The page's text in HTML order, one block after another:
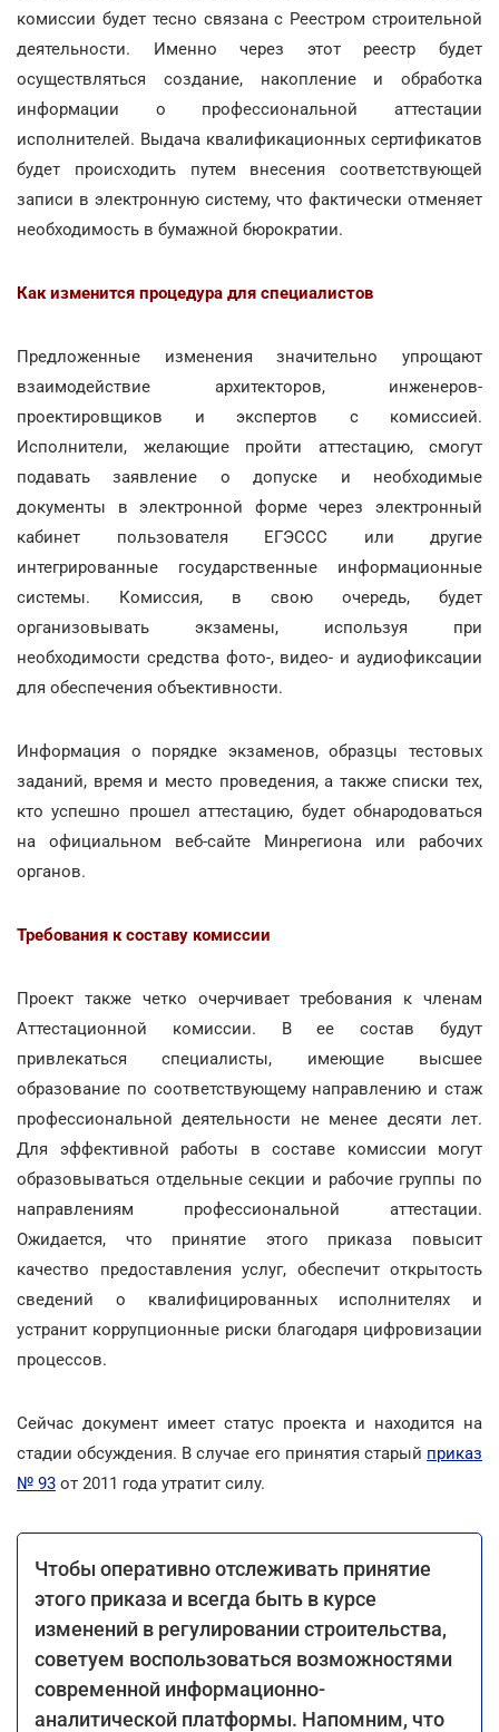
комиссии будет тесно связана с Реестром строительной
деятельности. Именно через этот реестр будет
осуществляться создание, накопление и обработка
информации о профессиональной аттестации
исполнителей. Выдача квалификационных сертификатов
будет происходить путем внесения соответствующей
записи в электронную систему, что фактически отменяет
необходимость в бумажной бюрократии.
Как изменится процедура для специалистов
Предложенные изменения значительно упрощают
взаимодействие архитекторов, инженеров-
проектировщиков и экспертов с комиссией.
Исполнители, желающие пройти аттестацию, смогут
подавать заявление о допуске и необходимые
документы в электронной форме через электронный
кабинет пользователя ЕГЭССС или другие
интегрированные государственные информационные
системы. Комиссия, в свою очередь, будет
организовывать экзамены, используя при
необходимости средства фото-, видео- и аудиофиксации
для обеспечения объективности.
Информация о порядке экзаменов, образцы тестовых
заданий, время и место проведения, а также списки тех,
кто успешно прошел аттестацию, будет обнародоваться
на официальном веб-сайте Минрегиона или рабочих
органов.
Требования к составу комиссии
Проект также четко очерчивает требования к членам
Аттестационной комиссии. В ее состав будут
привлекаться специалисты, имеющие высшее
образование по соответствующему направлению и стаж
профессиональной деятельности не менее десяти лет.
Для эффективной работы в составе комиссии могут
образовываться отдельные секции и рабочие группы по
направлениям профессиональной аттестации.
Ожидается, что принятие этого приказа повысит
качество предоставления услуг, обеспечит открытость
сведений о квалифицированных исполнителях и
устранит коррупционные риски благодаря цифровизации
процессов.
Сейчас документ имеет статус проекта и находится на
стадии обсуждения. В случае его принятия старый приказ
№ 93 от 2011 года утратит силу.
Чтобы оперативно отслеживать принятие
этого приказа и всегда быть в курсе
изменений в регулировании строительства,
советуем воспользоваться возможностями
современной информационно-
аналитической платформы. Напомним, что